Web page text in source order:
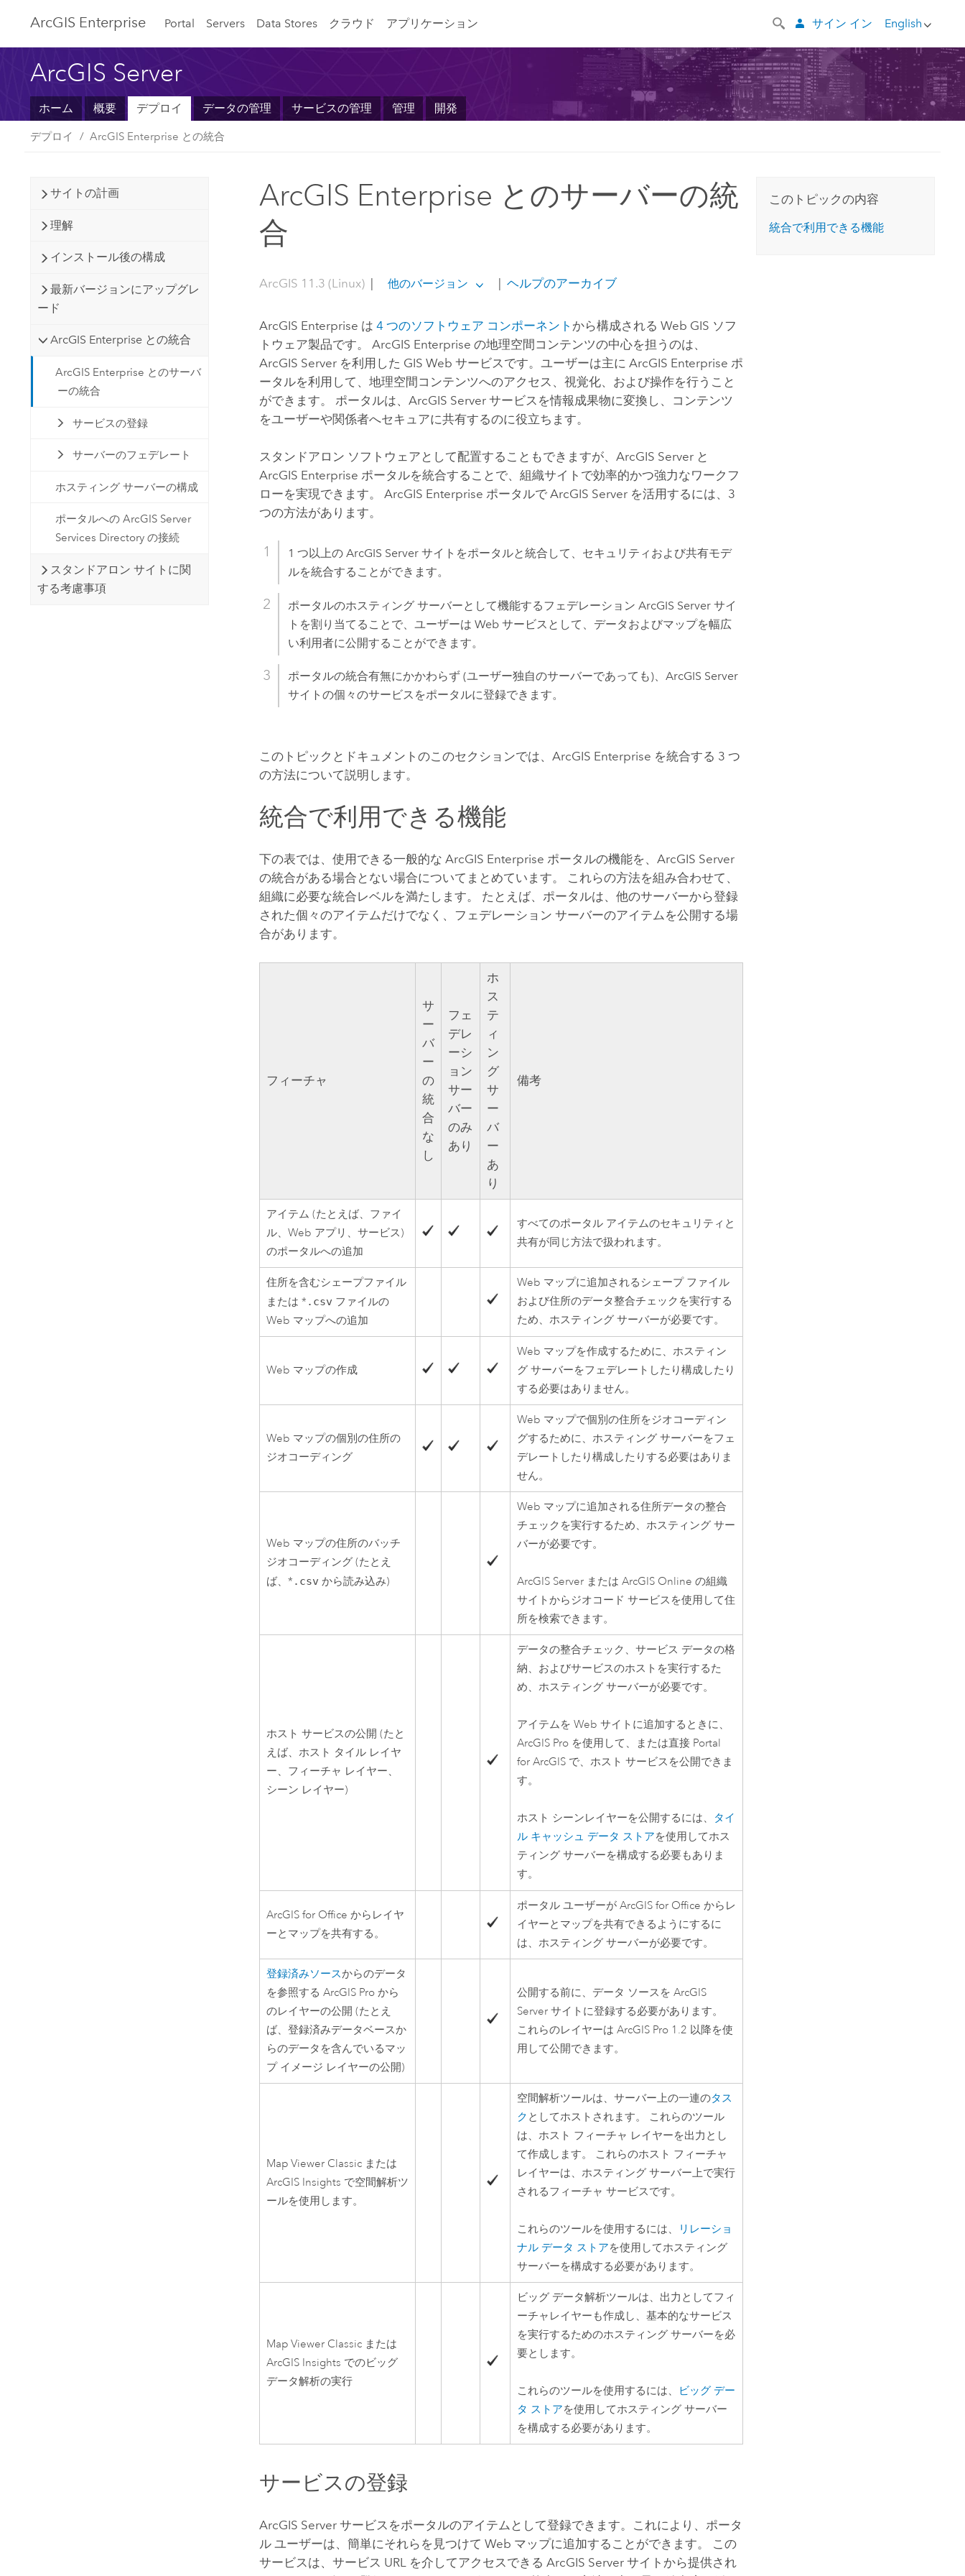
ArcGIS Enterprise Portal Servers Data Stores クラウド アプリケーション English
サイン イン
ArcGIS Server
ホーム 概要 デプロイ データの管理 サービスの管理 管理 開発
デプロイ ArcGIS Enterprise との統合
サイトの計画
理解
インストール後の構成
最新バージョンにアップグレ
ード
ArcGIS Enterprise との統合
ArcGIS Enterprise とのサーバ
ーの統合
サービスの登録
サーバーのフェデレート
ホスティング サーバーの構成
ポータルへの ArcGIS Server
Services Directory の接続
スタンドアロン サイトに関
する考慮事項
ArcGIS Enterprise とのサーバーの統
合
ArcGIS 11.3 (Linux) | 他のバージョン | ヘルプのアーカイブ
ArcGIS Enterprise は4 つのソフトウェア コンポーネント から構成される Web GIS ソフ
トウェア製品です。ArcGIS Enterprise の地理空間コンテンツの中心を担うのは、
ArcGIS Server を利用した GIS Web サービスです。ユーザーは主にArcGIS Enterprise ポ
ータルを利用して、地理空間コンテンツへのアクセス、視覚化、および操作を行うこと
ができます。 ポータルは、ArcGIS Server サービスを情報成果物に変換し、コンテンツ
をユーザーや関係者へセキュアに共有するのに役立ちます。
スタンドアロン ソフトウェアとして配置することもできますが、ArcGIS Server と
ArcGIS Enterprise ポータルを統合することで、組織サイトで効率的かつ強力なワークフ
ローを実現できます。ArcGIS Enterprise ポータルでArcGIS Server を活用するには、3
つの方法があります。
1 つ以上のArcGIS Server サイトをポータルと統合して、セキュリティおよび共有モデ
ルを統合することができます。
ポータルのホスティング サーバーとして機能するフェデレーションArcGIS Server サイ
トを割り当てることで、ユーザーは Web サービスとして、データおよびマップを幅広
い利用者に公開することができます。
ポータルの統合有無にかかわらず (ユーザー独自のサーバーであっても)、ArcGIS Server
サイトの個々のサービスをポータルに登録できます。
このトピックとドキュメントのこのセクションでは、ArcGIS Enterprise を統合する 3 つ
の方法について説明します。
統合で利用できる機能
下の表では、使用できる一般的なArcGIS Enterprise ポータルの機能を、ArcGIS Server
の統合がある場合とない場合についてまとめています。 これらの方法を組み合わせて、
組織に必要な統合レベルを満たします。 たとえば、ポータルは、他のサーバーから登録
された個々のアイテムだけでなく、フェデレーション サーバーのアイテムを公開する場
合があります。
フィーチャ
サ
ー
バ
ー
の
統
合
な
し
フェ
デレ
ーシ
ョン
サー
バー
のみ
あり
ホ
ス
テ
ィ
ン
グ
サ
ー
バ
ー
あ
り
備考
アイテム (たとえば、ファイ
ル、Web アプリ、サービス)
のポータルへの追加
すべてのポータル アイテムのセキュリティと
共有が同じ方法で扱われます。
住所を含むシェープファイル
または * .csv ファイルの
Web マップへの追加
Web マップに追加されるシェープ ファイル
および住所のデータ整合チェックを実行する
ため、ホスティング サーバーが必要です。
Web マップの作成
Web マップを作成するために、ホスティン
グ サーバーをフェデレートしたり構成したり
する必要はありません。
Web マップの個別の住所の
ジオコーディング
Web マップで個別の住所をジオコーディン
グするために、ホスティング サーバーをフェ
デレートしたり構成したりする必要はありま
せん。
Web マップの住所のバッチ
ジオコーディング (たとえ
ば、* .csv から読み込み)
Web マップに追加される住所データの整合
チェックを実行するため、ホスティング サー
バーが必要です。
ArcGIS Server またはArcGIS Online の組織
サイトからジオコード サービスを使用して住
所を検索できます。
ホスト サービスの公開 (たと
えば、ホスト タイル レイヤ
ー、フィーチャ レイヤー、
シーン レイヤー)
データの整合チェック、サービス データの格
納、およびサービスのホストを実行するた
め、ホスティング サーバーが必要です。
アイテムを Web サイトに追加するときに、
ArcGIS Pro を使用して、または直接 Portal
for ArcGIS で、ホスト サービスを公開できま
す。
ホスト シーンレイヤーを公開するには、
タイ
ル キャッシュ データ ストアを使用してホス
ティング サーバーを構成する必要もありま
す。
ArcGIS for Office からレイヤ
ーとマップを共有する。
ポータル ユーザーがArcGIS for Office からレ
イヤーとマップを共有できるようにするに
は、ホスティング サーバーが必要です。
登録済みソースからのデータ
を参照するArcGIS Pro から
のレイヤーの公開 (たとえ
ば、登録済みデータベースか
らのデータを含んでいるマッ
プ イメージ レイヤーの公開)
公開する前に、データ ソースをArcGIS
Server サイトに登録する必要があります。
これらのレイヤーはArcGIS Pro 1.2 以降を使
用して公開できます。
Map Viewer Classic または
ArcGIS Insights で空間解析ツ
ールを使用します。
空間解析ツールは、サーバー上の一連のタス
ク としてホストされます。 これらのツール
は、ホスト フィーチャ レイヤーを出力とし
て作成します。 これらのホスト フィーチャ
レイヤーは、ホスティング サーバー上で実行
されるフィーチャ サービスです。
これらのツールを使用するには、
リレーショ
ナル データ ストアを使用してホスティング
サーバーを構成する必要があります。
Map Viewer Classic または
ArcGIS Insights でのビッグ
データ解析の実行
ビッグ データ解析ツールは、出力としてフィ
ーチャレイヤーも作成し、基本的なサービス
を実行するためのホスティング サーバーを必
要とします。
これらのツールを使用するには、
ビッグ デー
タ ストアを使用してホスティング サーバー
を構成する必要があります。
サービスの登録
ArcGIS Server サービスをポータルのアイテムとして登録できます。これにより、ポータ
ル ユーザーは、簡単にそれらを見つけて Web マップに追加することができます。 この
サービスは、サービス URL を介してアクセスできるArcGIS Server サイトから提供され
このトピックの内容
統合で利用できる機能